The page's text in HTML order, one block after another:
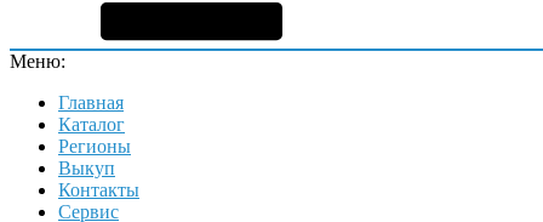
Меню:
Главная
Каталог
Регионы
Выкуп
Контакты
Сервис